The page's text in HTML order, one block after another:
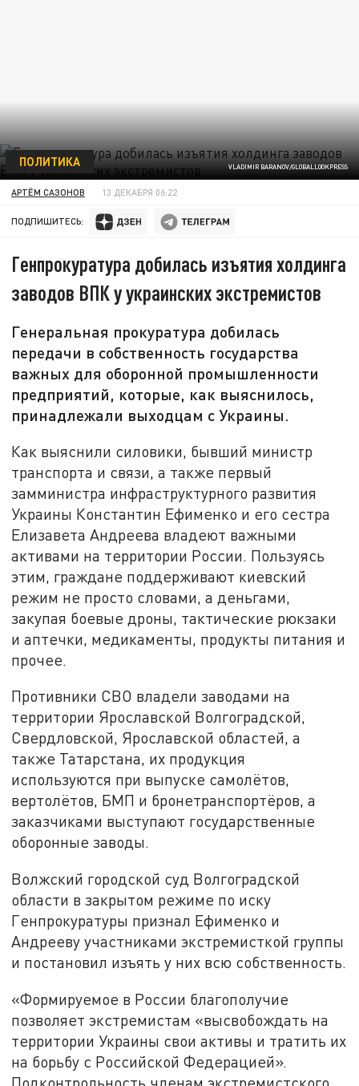
VLADIMIR BARANOV/GLOBALLOOKPRESS
ПОЛИТИКА
АРТЁМ САЗОНОВ 13 ДЕКАБРЯ 06:22
ПОДПИШИТЕСЬ:
Генпрокуратура добилась изъятия холдинга
заводов ВПК у украинских экстремистов
Генеральная прокуратура добилась
передачи в собственность государства
важных для оборонной промышленности
предприятий, которые, как выяснилось,
принадлежали выходцам с Украины.
Как выяснили силовики, бывший министр
транспорта и связи, а также первый
замминистра инфраструктурного развития
Украины Константин Ефименко и его сестра
Елизавета Андреева владеют важными
активами на территории России. Пользуясь
этим, граждане поддерживают киевский
режим не просто словами, а деньгами,
закупая боевые дроны, тактические рюкзаки
и аптечки, медикаменты, продукты питания и
прочее.
Противники СВО владели заводами на
территории Ярославской Волгоградской,
Свердловской, Ярославской областей, а
также Татарстана, их продукция
используются при выпуске самолётов,
вертолётов, БМП и бронетранспортёров, а
заказчиками выступают государственные
оборонные заводы.
Волжский городской суд Волгоградской
области в закрытом режиме по иску
Генпрокуратуры признал Ефименко и
Андрееву участниками экстремисткой группы
и постановил изъять у них всю собственность.
«Формируемое в России благополучие
позволяет экстремистам «высвобождать на
территории Украины свои активы и тратить их
на борьбу с Российской Федерацией».
Подконтрольность членам экстремистского